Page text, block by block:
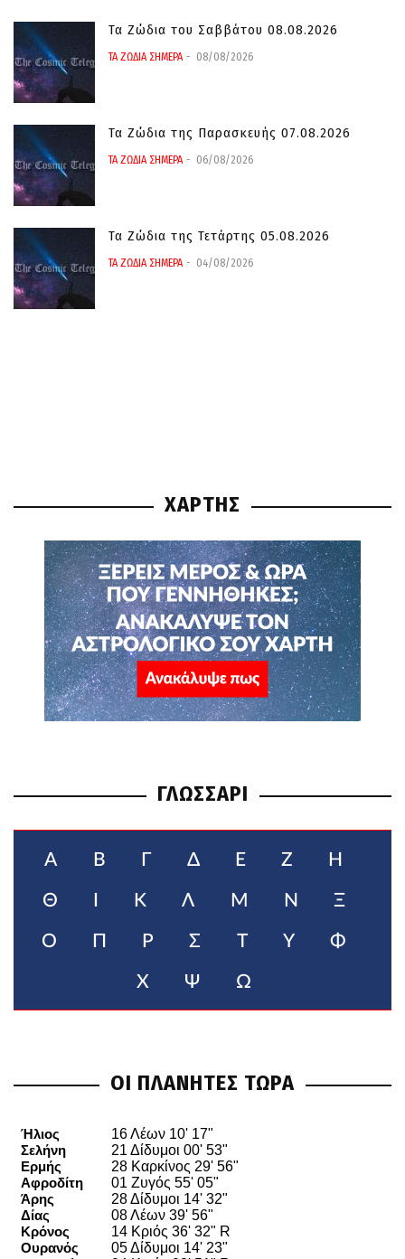
Τα Ζώδια του Σαββάτου 08.08.2026
ΤΑ ΖΩΔΙΑ ΣΗΜΕΡΑ 08/08/2026
Τα Ζώδια της Παρασκευής 07.08.2026
ΤΑ ΖΩΔΙΑ ΣΗΜΕΡΑ 06/08/2026
Τα Ζώδια της Τετάρτης 05.08.2026
ΤΑ ΖΩΔΙΑ ΣΗΜΕΡΑ 04/08/2026
ΧΑΡΤΗΣ
ΓΛΩΣΣΑΡΙ
Α Β Γ Δ Ε Ζ Η
Θ Κ Λ Μ Ν Ξ
Ο Π Ρ Σ Τ Υ Φ
Χ Ψ Ω
ΟΙ ΠΛΑΝΗΤΕΣ ΤΩΡΑ